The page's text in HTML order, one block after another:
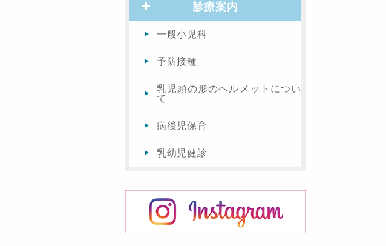
診療案内
一般小児科
予防接種
乳児頭の形のヘルメットについ
て
病後児保育
乳幼児健診